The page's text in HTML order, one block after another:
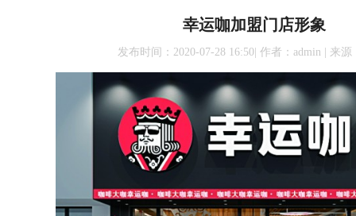
幸运咖加盟门店形象
发布时间：2020-07-28 16:50| 作者：admin | 来源